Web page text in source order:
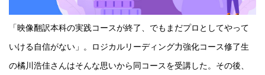
「映像翻訳本科の実践コースが終了、でもまだプロとしてやって
いける自信がない」。ロジカルリーディング力強化コース修了生
の橘川浩佳さんはそんな思いから同コースを受講した。その後、